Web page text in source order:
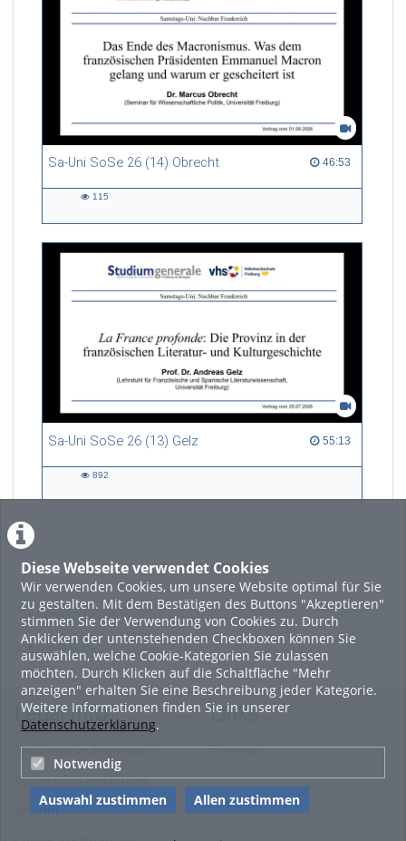
Diese Webseite verwendet Cookies
Wir verwenden Cookies, um unsere Website optimal für Sie
zu gestalten. Mit dem Bestätigen des Buttons "Akzeptieren"
stimmen Sie der Verwendung von Cookies zu. Durch
Anklicken der untenstehenden Checkboxen können Sie
auswählen, welche Cookie-Kategorien Sie zulassen
möchten. Durch Klicken auf die Schaltfläche "Mehr
anzeigen" erhalten Sie eine Beschreibung jeder Kategorie.
Weitere Informationen finden Sie in unserer
Datenschutzerklärung.
Notwendig
Auswahl zustimmen Allen zustimmen
Sa-Uni SoSe 26 (14) Obrecht 46:53
46:53 duration
115
Sa-Uni SoSe 26 (13) Gelz 55:13
55:13 duration
892
LADE MEHR
Featured
Beliebtheit
Legal Info
Nutzungsbedingungen
Datenschutzerklärung
Imprint
Links
Sitemap